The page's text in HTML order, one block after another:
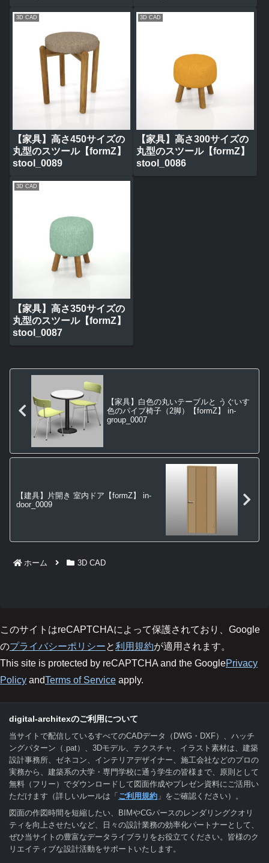
3D CAD
【家具】高さ450サイズの
丸型のスツール【formZ】
stool_0089
3D CAD
【家具】高さ300サイズの
丸型のスツール【formZ】
stool_0086
3D CAD
【家具】高さ350サイズの
丸型のスツール【formZ】
stool_0087
【家具】白色の丸いテーブルと うぐいす
色のパイプ椅子（2脚）【formZ】 in-
group_0007
【建具】片開き 室内ドア【formZ】 in-
door_0009
ホーム 3D CAD
このサイトはreCAPTCHAによって保護されており、Google
のプライバシーポリシーと利用規約が適用されます。
This site is protected by reCAPTCHA and the GooglePrivacy
Policy andTerms of Service apply.
digital-architexのご利用について
当サイトで配信しているすべてのCADデータ（DWG・DXF）、ハッチ
ングパターン（.pat）、3Dモデル、テクスチャ、イラスト素材は、建築
設計事務所、ゼネコン、インテリアデザイナー、施工会社などのプロの
実務から、建築系の大学・専門学校に通う学生の皆様まで、原則として
無料（フリー）でダウンロードして図面作成やプレゼン資料にご活用い
ただけます（詳しいルールは「ご利用規約 」をご確認ください）。
図面の作図時間を短縮したい、BIMやCGパースのレンダリングクオリ
ティを向上させたいなど、日々の設計業務の効率化パートナーとして、
ぜひ当サイトの豊富なデータライブラリをお役立てください。皆様のク
リエイティブな設計活動をサポートいたします。